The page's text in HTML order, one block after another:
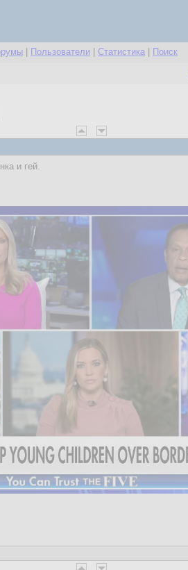
Пользователи Статистика Поиск
и гей.